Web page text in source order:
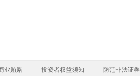
业贿赂 投资者权益须知 防范非法证